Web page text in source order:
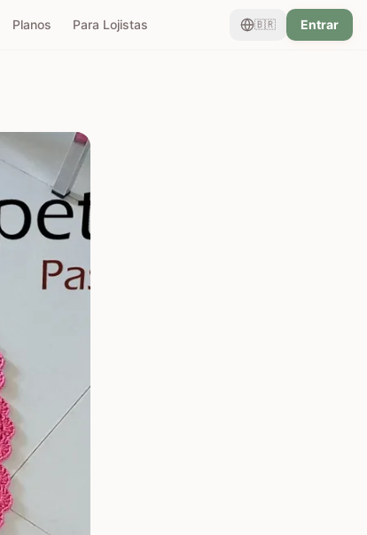
Planos Para Lojistas 🇧🇷 Entrar